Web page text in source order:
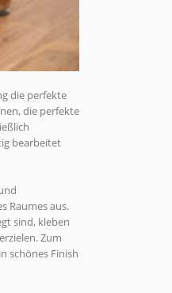
die perfekte
die perfekte
bearbeitet
Raumes aus.
sind, kleben
Zum
schönes Finish